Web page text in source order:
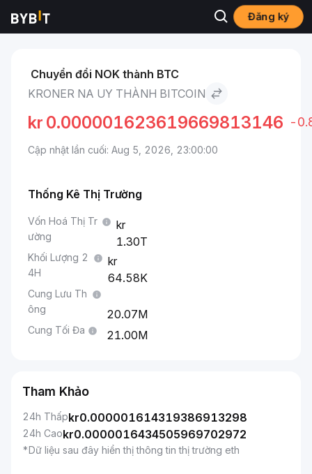
Đăng ký
Thị trường Kroner Na Uy to Bitcoin
Chuyển đổi NOK thành BTC
KRONER NA UY THÀNH BITCOIN
kr 0.000001623619669813146 -
Cập nhật lần cuối: Aug 5, 2026, 23:00:00
Thống Kê Thị Trường
Vốn Hoá Thị Tr
ường
1.30T
Khối Lượng 2
4H
64.58K
Cung Lưu Th
ông
20.07M
Cung Tối Đa 21.00M
Tham Khảo
24h Thấpkr0.000001614319386913298
24h Caokr0.0000016434505969702972
*Dữ liệu sau đây hiển thị thông tin thị trường eth